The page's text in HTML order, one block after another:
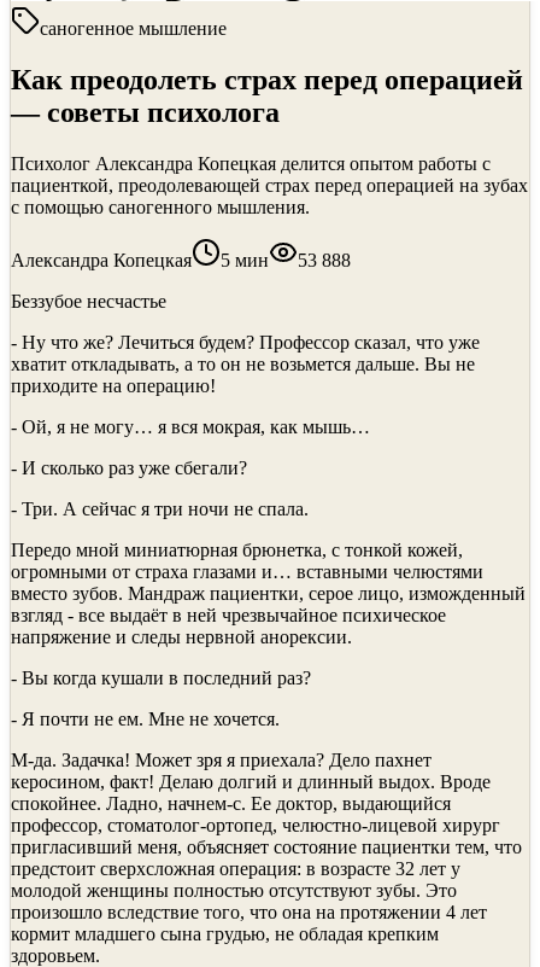
саногенное мышление
Как преодолеть страх перед операцией
— советы психолога
Психолог Александра Копецкая делится опытом работы с
пациенткой, преодолевающей страх перед операцией на зубах
с помощью саногенного мышления.
Александра Копецкая 5 мин
53 888
Беззубое несчастье
- Ну что же? Лечиться будем? Профессор сказал, что уже
хватит откладывать, а то он не возьмется дальше. Вы не
приходите на операцию!
- Ой, я не могу… я вся мокрая, как мышь…
- И сколько раз уже сбегали?
- Три. А сейчас я три ночи не спала.
Передо мной миниатюрная брюнетка, с тонкой кожей,
огромными от страха глазами и… вставными челюстями
вместо зубов. Мандраж пациентки, серое лицо, изможденный
взгляд - все выдаёт в ней чрезвычайное психическое
напряжение и следы нервной анорексии.
- Вы когда кушали в последний раз?
- Я почти не ем. Мне не хочется.
М-да. Задачка! Может зря я приехала? Дело пахнет
керосином, факт! Делаю долгий и длинный выдох. Вроде
спокойнее. Ладно, начнем-с. Ее доктор, выдающийся
профессор, стоматолог-ортопед, челюстно-лицевой хирург
пригласивший меня, объясняет состояние пациентки тем, что
предстоит сверхсложная операция: в возрасте 32 лет у
молодой женщины полностью отсутствуют зубы. Это
произошло вследствие того, что она на протяжении 4 лет
кормит младшего сына грудью, не обладая крепким
здоровьем.